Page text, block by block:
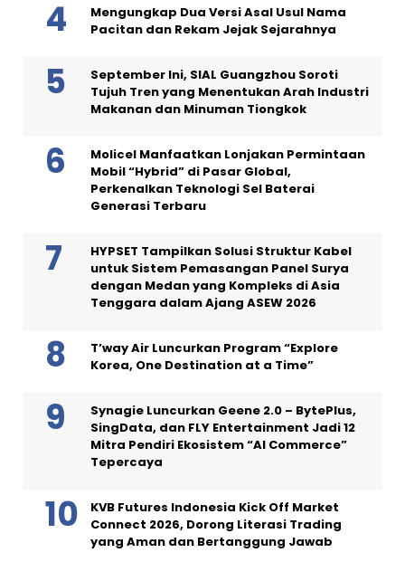
Mengungkap Dua Versi Asal Usul Nama
Pacitan dan Rekam Jejak Sejarahnya
September Ini, SIAL Guangzhou Soroti
Tujuh Tren yang Menentukan Arah Industri
Makanan dan Minuman Tiongkok
Molicel Manfaatkan Lonjakan Permintaan
Mobil “Hybrid” di Pasar Global,
Perkenalkan Teknologi Sel Baterai
Generasi Terbaru
HYPSET Tampilkan Solusi Struktur Kabel
untuk Sistem Pemasangan Panel Surya
dengan Medan yang Kompleks di Asia
Tenggara dalam Ajang ASEW 2026
T’way Air Luncurkan Program “Explore
Korea, One Destination at a Time”
Synagie Luncurkan Geene 2.0 – BytePlus,
SingData, dan FLY Entertainment Jadi 12
Mitra Pendiri Ekosistem “AI Commerce”
Tepercaya
KVB Futures Indonesia Kick Off Market
Connect 2026, Dorong Literasi Trading
yang Aman dan Bertanggung Jawab